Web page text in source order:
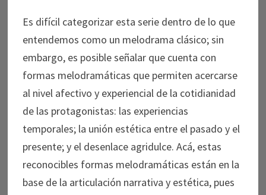
Es difícil categorizar esta serie dentro de lo que
entendemos como un melodrama clásico; sin
embargo, es posible señalar que cuenta con
formas melodramáticas que permiten acercarse
al nivel afectivo y experiencial de la cotidianidad
de las protagonistas: las experiencias
temporales; la unión estética entre el pasado y el
presente; y el desenlace agridulce. Acá, estas
reconocibles formas melodramáticas están en la
base de la articulación narrativa y estética, pues